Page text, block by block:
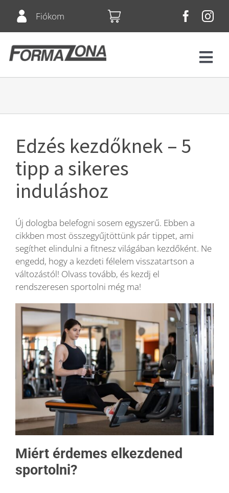
content
Fiókom
Csoportos órák
Squash
Árlista
Blog
Wellness
Rólunk
Kapcsolat
Karrier
Edzés kezdőknek – 5
tipp a sikeres
induláshoz
Új dologba belefogni sosem egyszerű. Ebben a
cikkben most összegyűjtöttünk pár tippet, ami
segíthet elindulni a fitnesz világában kezdőként. Ne
engedd, hogy a kezdeti félelem visszatartson a
változástól! Olvass tovább, és kezdj el
rendszeresen sportolni még ma!
Miért érdemes elkezdened
sportolni?